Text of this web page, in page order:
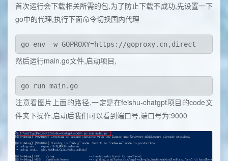
首次运行会下载相关所需的包,为了防止下载不成功,先设置一下
go中的代理,执行下面命令切换国内代理
然后运行main.go文件,启动项目,
注意看图片上面的路径,一定是在feishu-chatgpt项目的code文
件夹下操作,启动后我们可以看到端口号,端口号为:9000